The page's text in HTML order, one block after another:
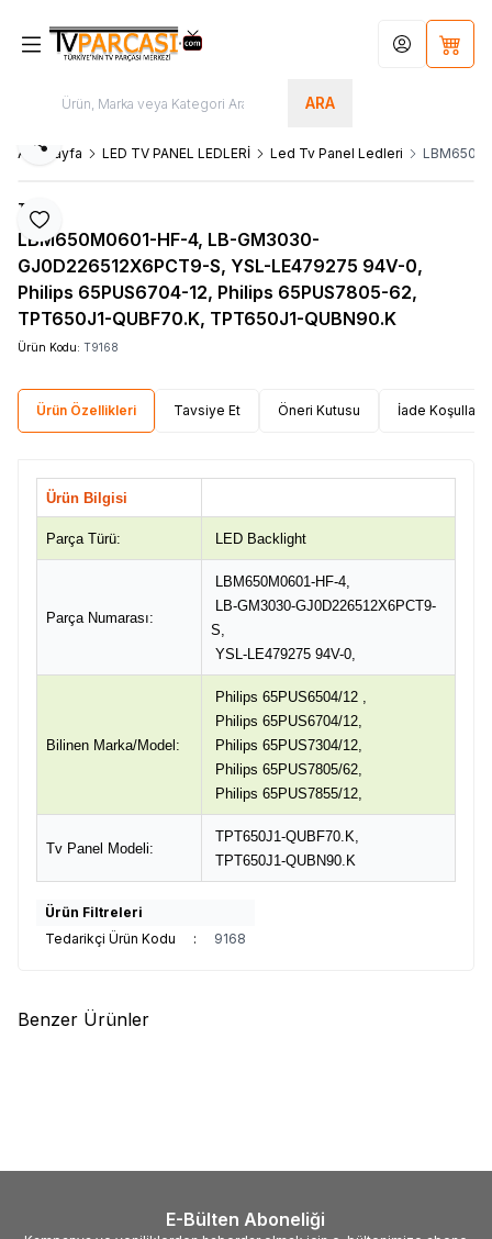
ARA
Hesabım
Ana Sayfa LED TV PANEL LEDLERİ Led Tv Panel Ledleri
Favoriye Ekle
Paylaş
TPV
LBM650M0601-HF-4, LB-GM3030-
GJ0D226512X6PCT9-S, YSL-LE479275 94V-0,
Philips 65PUS6704-12, Philips 65PUS7805-62,
TPT650J1-QUBF70.K, TPT650J1-QUBN90.K
Ürün Kodu: T9168
Ürün Özellikleri Tavsiye Et Öneri Kutusu İade Koşulları
Ürün Bilgisi
Parça Türü: LED Backlight
Parça Numarası:
LBM650M0601-HF-4,
LB-GM3030-GJ0D226512X6PCT9-
S,
YSL-LE479275 94V-0,
Bilinen Marka/Model:
Philips 65PUS6504/12 ,
Philips 65PUS6704/12,
Philips 65PUS7304/12,
Philips 65PUS7805/62,
Philips 65PUS7855/12,
Tv Panel Modeli:
TPT650J1-QUBF70.K,
TPT650J1-QUBN90.K
Ürün Filtreleri
Tedarikçi Ürün Kodu
: 9168
Benzer Ürünler
UE43KU7000, CY-
UE49NU7300U,
UE49RU7100U,
UE49RU7300U
E-Bülten Aboneliği